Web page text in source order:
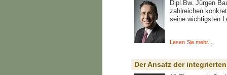
Dipl.Bw. Jürgen
zahlreichen
seine wichtigsten
Lesen Sie mehr...
Der Ansatz der